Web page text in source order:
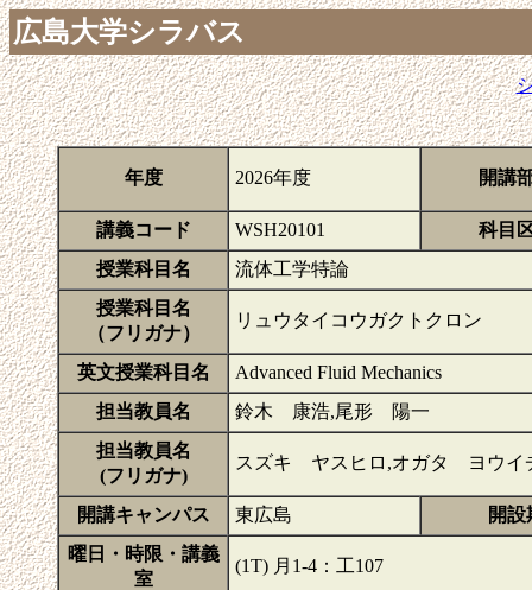
広島大学シラバス
年度 2026年度 開講
講義コード WSH20101
科目
授業科目名
流体工学特論
授業科目名
（フリガナ）
リュウタイコウガクトクロン
英文授業科目名
Advanced Fluid Mechanics
担当教員名
鈴木 康浩,尾形 陽一
担当教員名
(フリガナ)
スズキ ヤスヒロ,オガタ ヨウイ
開講キャンパス 東広島
開設
曜日・時限・講義
室
(1T) 月1-4：工107